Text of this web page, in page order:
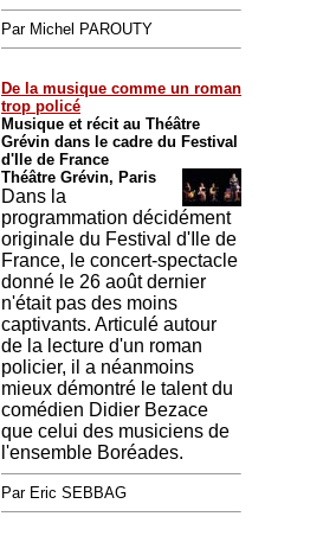
Par Michel PAROUTY
De la musique comme un roman
trop policé
Musique et récit au Théâtre
Grévin dans le cadre du Festival
d'Ile de France
Théâtre Grévin, Paris
Dans la
programmation décidément
originale du Festival d'Ile de
France, le concert-spectacle
donné le 26 août dernier
n'était pas des moins
captivants. Articulé autour
de la lecture d'un roman
policier, il a néanmoins
mieux démontré le talent du
comédien Didier Bezace
que celui des musiciens de
l'ensemble Boréades.
Par Eric SEBBAG